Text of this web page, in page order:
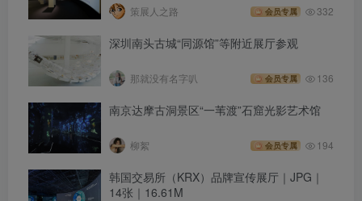
策展人之路 会员专属 332
深圳南头古城“同源馆”等附近展厅参观
那就没有名字叭 会员专属 136
南京达摩古洞景区“一苇渡”石窟光影艺术馆
柳絮 会员专属 194
韩国交易所（KRX）品牌宣传展厅｜JPG｜
14张｜16.61M